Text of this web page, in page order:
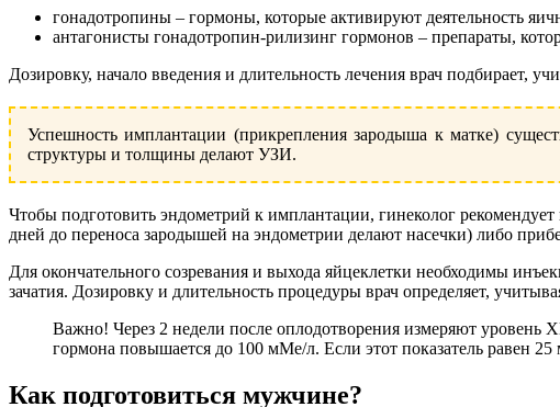
гонадотропины – гормоны, которые активируют деятельность
антагонисты гонадотропин-рилизинг гормонов – препараты,
Дозировку, начало введения и длительность лечения врач подбирает,
Успешность имплантации (прикрепления зародыша к матке)
структуры и толщины делают УЗИ.
Чтобы подготовить эндометрий к имплантации, гинеколог
дней до переноса зародышей на эндометрии делают насечки) либо
Для окончательного созревания и выхода яйцеклетки необходимы
зачатия. Дозировку и длительность процедуры врач определяет,
Важно! Через 2 недели после оплодотворения измеряют уровень
гормона повышается до 100 мМе/л. Если этот показатель равен
Как подготовиться мужчине?